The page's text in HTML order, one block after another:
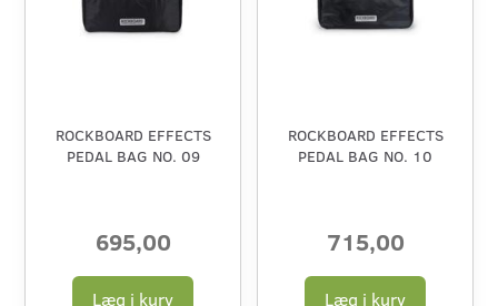
ROCKBOARD EFFECTS
PEDAL BAG NO. 09
695,00
Læg i kurv
ROCKBOARD EFFECTS
PEDAL BAG NO. 10
715,00
Læg i kurv